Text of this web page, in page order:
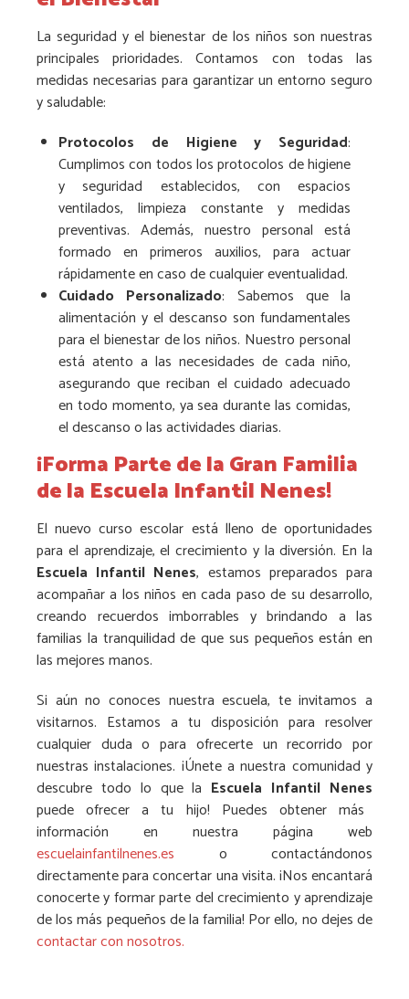
La seguridad y el bienestar de los niños son nuestras
principales prioridades. Contamos con todas las
medidas necesarias para garantizar un entorno seguro
y saludable:
Protocolos de Higiene y Seguridad:
Cumplimos con todos los protocolos de higiene
y seguridad establecidos, con espacios
ventilados, limpieza constante y medidas
preventivas. Además, nuestro personal está
formado en primeros auxilios, para actuar
rápidamente en caso de cualquier eventualidad.
Cuidado Personalizado: Sabemos que la
alimentación y el descanso son fundamentales
para el bienestar de los niños. Nuestro personal
está atento a las necesidades de cada niño,
asegurando que reciban el cuidado adecuado
en todo momento, ya sea durante las comidas,
el descanso o las actividades diarias.
¡Forma Parte de la Gran Familia
de la Escuela Infantil Nenes!
El nuevo curso escolar está lleno de oportunidades
para el aprendizaje, el crecimiento y la diversión. En la
Escuela Infantil Nenes, estamos preparados para
acompañar a los niños en cada paso de su desarrollo,
creando recuerdos imborrables y brindando a las
familias la tranquilidad de que sus pequeños están en
las mejores manos.
Si aún no conoces nuestra escuela, te invitamos a
visitarnos. Estamos a tu disposición para resolver
cualquier duda o para ofrecerte un recorrido por
nuestras instalaciones. ¡Únete a nuestra comunidad y
descubre todo lo que la Escuela Infantil Nenes
puede ofrecer a tu hijo! Puedes obtener más
información en nuestra página web
escuelainfantilnenes.es o contactándonos
directamente para concertar una visita. ¡Nos encantará
conocerte y formar parte del crecimiento y aprendizaje
de los más pequeños de la familia! Por ello, no dejes de
contactar con nosotros.